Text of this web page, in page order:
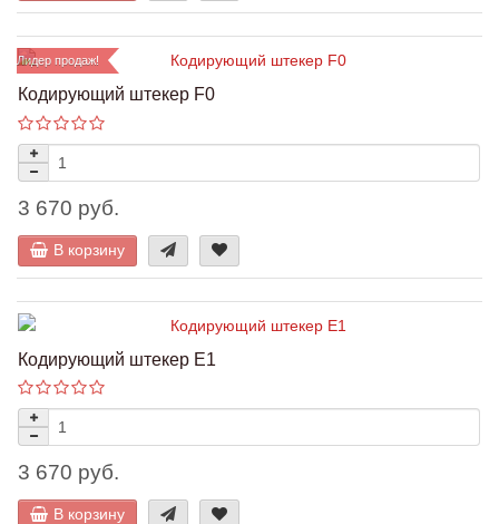
Лидер продаж!
Кодирующий штекер F0
3 670 руб.
В корзину
Кодирующий штекер Е1
3 670 руб.
В корзину